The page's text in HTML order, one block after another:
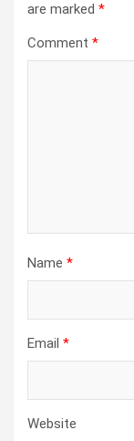
are marked *
Comment *
Name *
Email *
Website